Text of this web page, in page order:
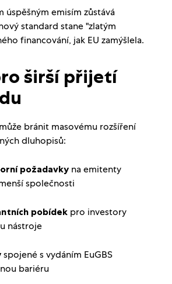
úspěšným emisím zůstává
standard stane "zlatým
financování, jak EU zamýšlela.
širší přijetí
bránit masovému rozšíření
dluhopisů:
požadavkyna emitenty
společnosti
pobídekpro investory
nástroje
spojené s vydáním EuGBS
bariéru